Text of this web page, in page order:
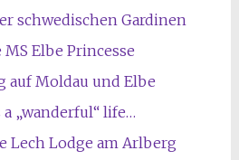
schwedischen Gardinen
Elbe Princesse
auf Moldau und Elbe
„wanderful“ life…
Lech Lodge am Arlberg